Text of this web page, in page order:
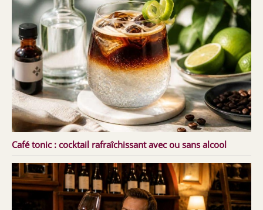
Café tonic : cocktail rafraîchissant avec ou sans alcool